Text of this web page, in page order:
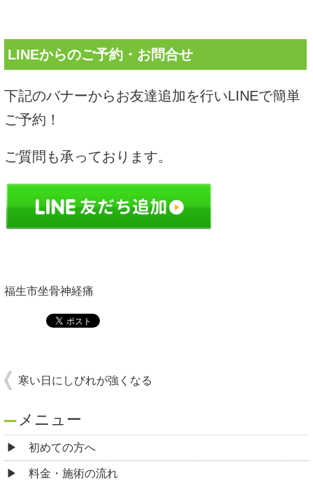
LINEからのご予約・お問合せ
下記のバナーからお友達追加を行いLINEで簡単
ご予約！
ご質問も承っております。
福生市坐骨神経痛
寒い日にしびれが強くなる
メニュー
初めての方へ
料金・施術の流れ